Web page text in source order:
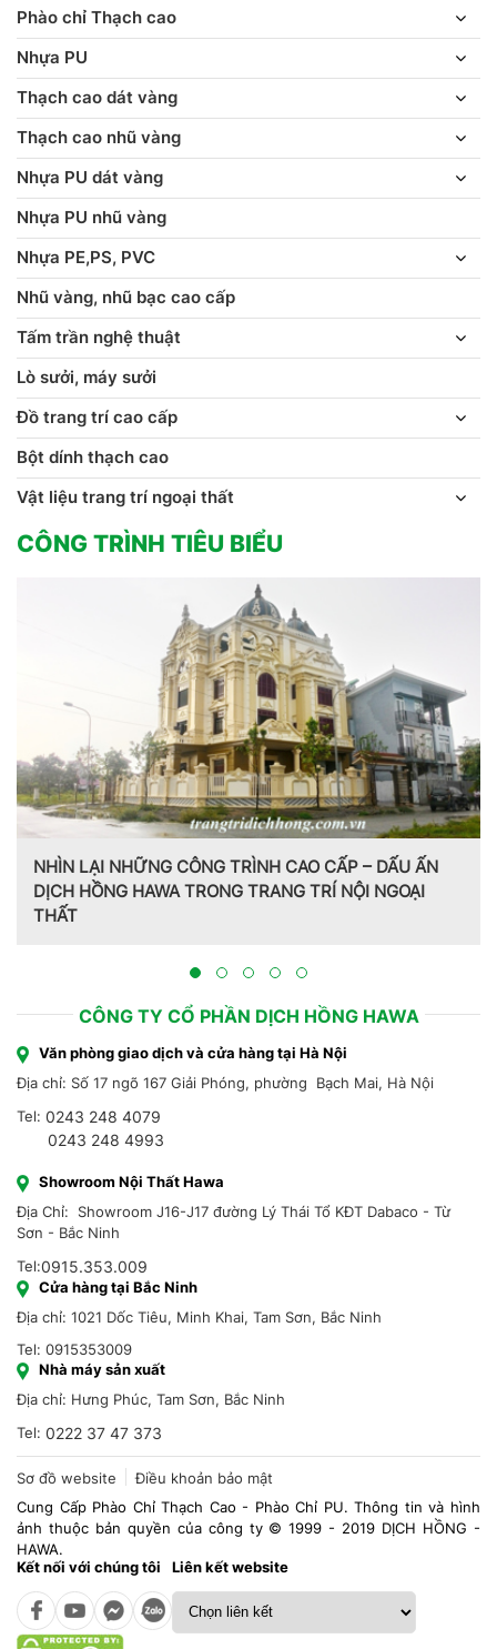
Phào chỉ Thạch cao
Nhựa PU
Thạch cao dát vàng
Thạch cao nhũ vàng
Nhựa PU dát vàng
Nhựa PU nhũ vàng
Nhựa PE,PS, PVC
Nhũ vàng, nhũ bạc cao cấp
Tấm trần nghệ thuật
Lò sưởi, máy sưởi
Đồ trang trí cao cấp
Bột dính thạch cao
Vật liệu trang trí ngoại thất
CÔNG TRÌNH TIÊU BIỂU
NHÌN LẠI NHỮNG CÔNG TRÌNH CAO CẤP – DẤU ẤN
DỊCH HỒNG HAWA TRONG TRANG TRÍ NỘI NGOẠI
THẤT
CÔNG TY CỔ PHẦN DỊCH HỒNG HAWA
Văn phòng giao dịch và cửa hàng tại Hà Nội
Địa chỉ: Số 17 ngõ 167 Giải Phóng, phường Bạch Mai, Hà Nội
Tel: 0243 248 4079
0243 248 4993
Showroom Nội Thất Hawa
Địa Chỉ: Showroom J16-J17 đường Lý Thái Tổ KĐT Dabaco - Từ
Sơn - Bắc Ninh
Tel:0915.353.009
Cửa hàng tại Bắc Ninh
Địa chỉ: 1021 Dốc Tiêu, Minh Khai, Tam Sơn, Bắc Ninh
Tel: 0915353009
Nhà máy sản xuất
Địa chỉ: Hưng Phúc, Tam Sơn, Bắc Ninh
Tel: 0222 37 47 373
Sơ đồ website
Điều khoản bảo mật
Cung Cấp Phào Chỉ Thạch Cao - Phào Chỉ PU. Thông tin và hình
ảnh thuộc bản quyền của công ty © 1999 - 2019 DỊCH HỒNG -
HAWA.
Kết nối với chúng tôi
Liên kết website